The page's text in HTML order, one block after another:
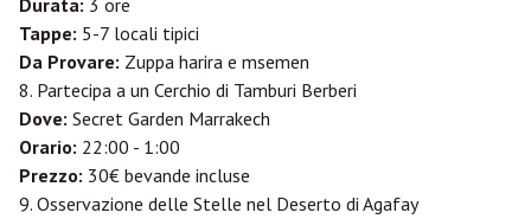
Durata: 3 ore
Tappe: 5-7 locali tipici
Da Provare: Zuppa harira e msemen
8. Partecipa a un Cerchio di Tamburi Berberi
Dove: Secret Garden Marrakech
Orario: 22:00 - 1:00
Prezzo: 30€ bevande incluse
9. Osservazione delle Stelle nel Deserto di Agafay